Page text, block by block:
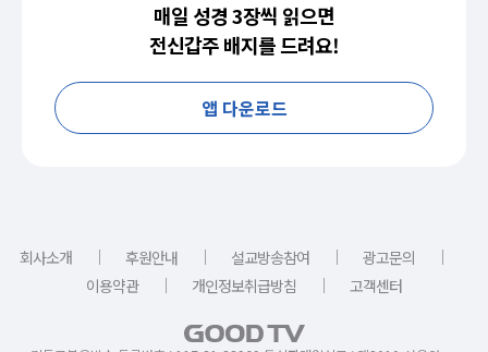
매일 성경 3장씩 읽으면
전신갑주 배지를 드려요!
앱 다운로드
회사소개 ｜ 후원안내 ｜ 설교방송참여 ｜ 광고문의
｜
이용약관
｜ 개인정보취급방침 ｜ 고객센터